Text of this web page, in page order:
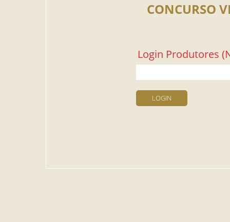
CONCURSO
Login Produtores
LOGIN